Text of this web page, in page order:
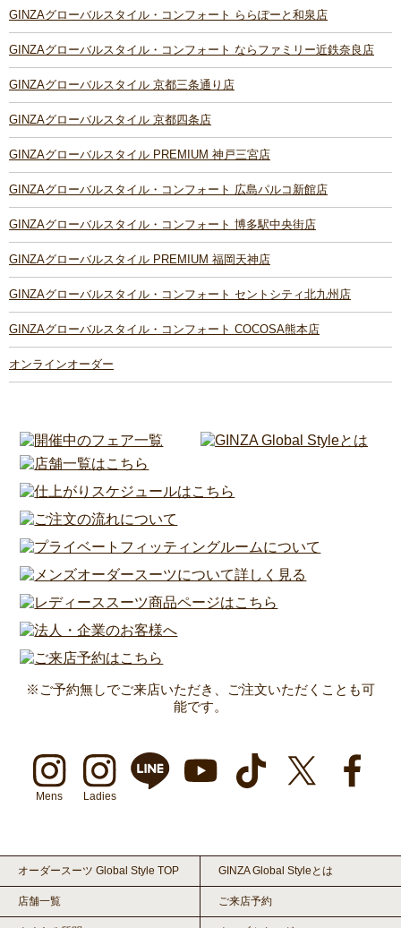
GINZAグローバルスタイル・コンフォート ららぽーと和泉店
GINZAグローバルスタイル・コンフォート ならファミリー近鉄奈良店
GINZAグローバルスタイル 京都三条通り店
GINZAグローバルスタイル 京都四条店
GINZAグローバルスタイル PREMIUM 神戸三宮店
GINZAグローバルスタイル・コンフォート 広島パルコ新館店
GINZAグローバルスタイル・コンフォート 博多駅中央街店
GINZAグローバルスタイル PREMIUM 福岡天神店
GINZAグローバルスタイル・コンフォート セントシティ北九州店
GINZAグローバルスタイル・コンフォート COCOSA熊本店
オンラインオーダー
※ご予約無しでご来店いただき、ご注文いただくことも可
能です。
Mens Ladies
オーダースーツ Global Style TOP GINZA Global Styleとは
店舗一覧 ご来店予約